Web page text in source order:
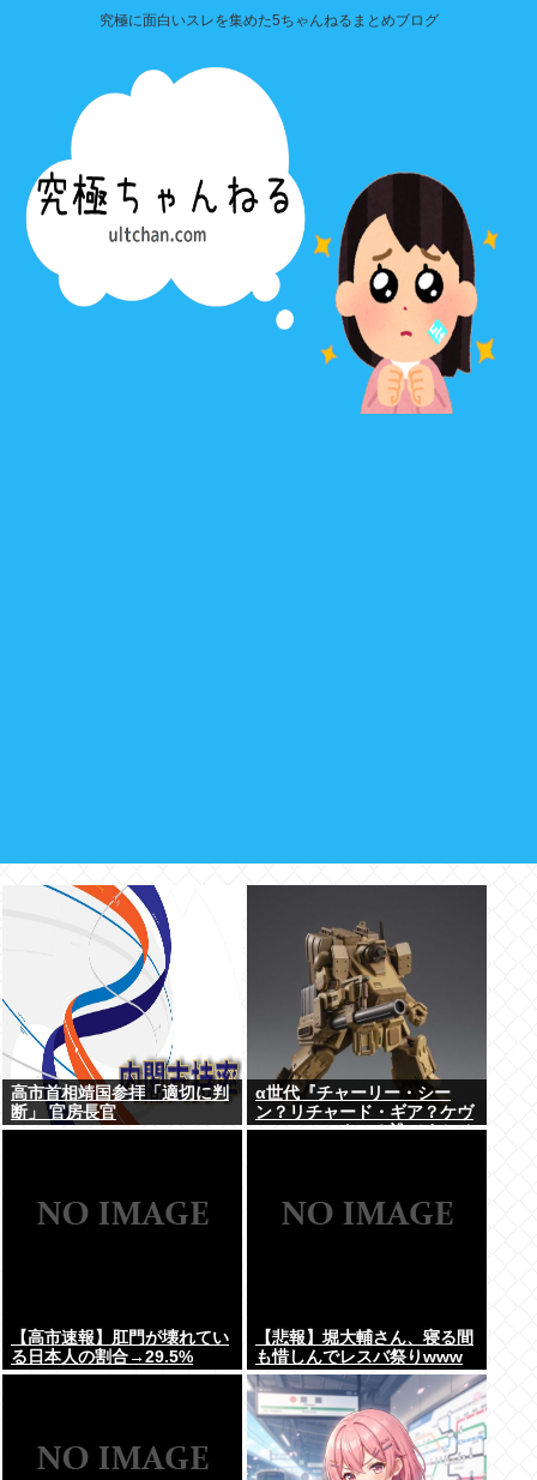
究極に面白いスレを集めた5ちゃんねるまとめブログ
高市首相靖国参拝「適切に判
断」 官房長官
α世代『チャーリー・シー
ン？リチャード・ギア？ケヴ
ィン・コスナー？誰ですかそ
【高市速報】肛門が壊れてい
る日本人の割合→29.5%
【悲報】堀大輔さん、寝る間
も惜しんでレスバ祭りwww